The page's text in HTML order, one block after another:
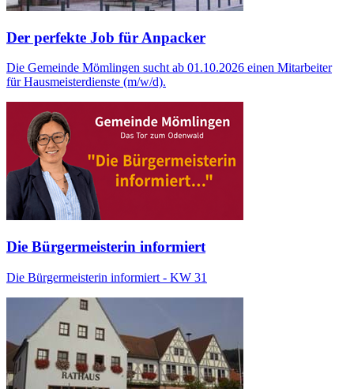
Der perfekte Job für Anpacker
Die Gemeinde Mömlingen sucht ab 01.10.2026 einen Mitarbeiter
für Hausmeisterdienste (m/w/d).
Die Bürgermeisterin informiert
Die Bürgermeisterin informiert - KW 31